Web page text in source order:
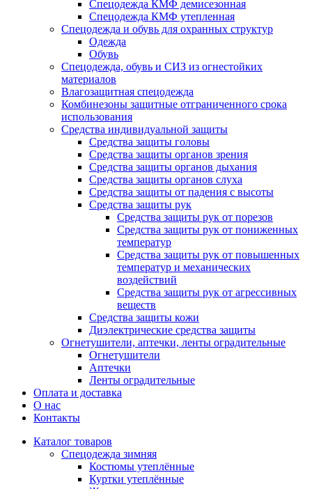
Спецодежда КМФ демисезонная
Спецодежда КМФ утепленная
Спецодежда и обувь для охранных структур
Одежда
Обувь
Спецодежда, обувь и СИЗ из огнестойких
материалов
Влагозащитная спецодежда
Комбинезоны защитные отграниченного срока
использования
Средства индивидуальной защиты
Средства защиты головы
Средства защиты органов зрения
Средства защиты органов дыхания
Средства защиты органов слуха
Средства защиты от падения с высоты
Средства защиты рук
Средства защиты рук от порезов
Средства защиты рук от пониженных
температур
Средства защиты рук от повышенных
температур и механических
воздействий
Средства защиты рук от агрессивных
веществ
Средства защиты кожи
Диэлектрические средства защиты
Огнетушители, аптечки, ленты оградительные
Огнетушители
Аптечки
Ленты оградительные
Оплата и доставка
О нас
Контакты
Каталог товаров
Спецодежда зимняя
Костюмы утеплённые
Куртки утеплённые